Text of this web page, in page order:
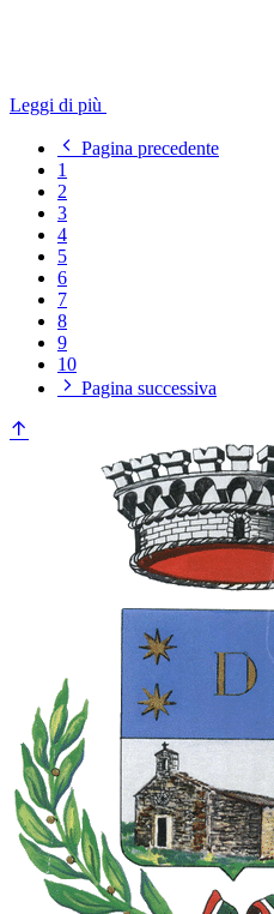
Leggi di più
Pagina precedente
1
2
3
4
5
6
7
8
9
10
Pagina successiva